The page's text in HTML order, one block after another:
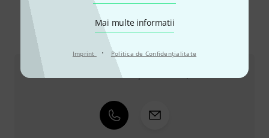
Mai multe informatii
Imprint · Politica de Confidenţialitate
Ne puteți contacta astfel
Serviciul Clienți România